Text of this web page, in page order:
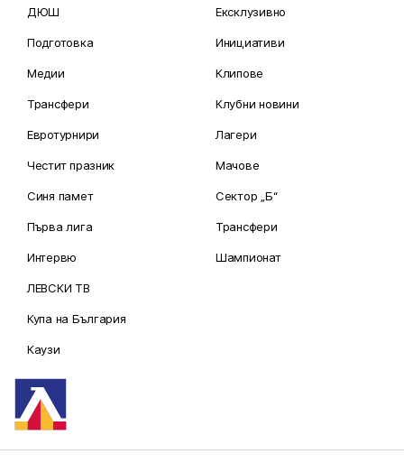
ДЮШ
Подготовка
Медии
Трансфери
Евротурнири
Честит празник
Синя памет
Първа лига
Интервю
ЛЕВСКИ ТВ
Купа на България
Каузи
Ексклузивно
Инициативи
Клипове
Клубни новини
Лагери
Мачове
Сектор „Б“
Трансфери
Шампионат